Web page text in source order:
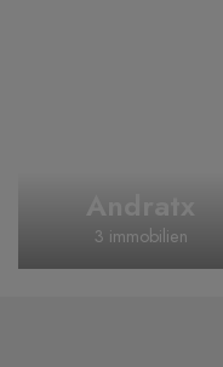
Andratx
3 immobilien